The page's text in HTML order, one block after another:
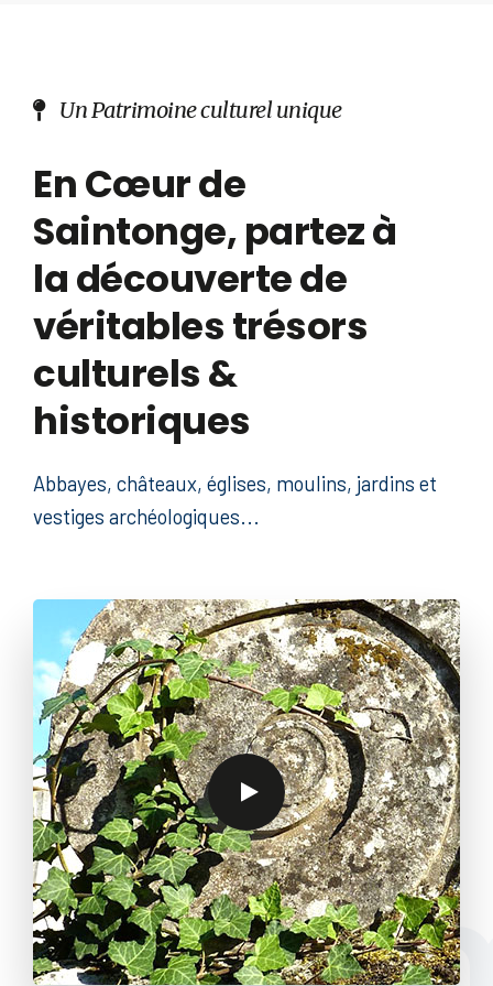
Un Patrimoine culturel unique
En Cœur de
Saintonge, partez à
la découverte de
véritables trésors
culturels &
historiques
Abbayes, châteaux, églises, moulins, jardins et
vestiges archéologiques...